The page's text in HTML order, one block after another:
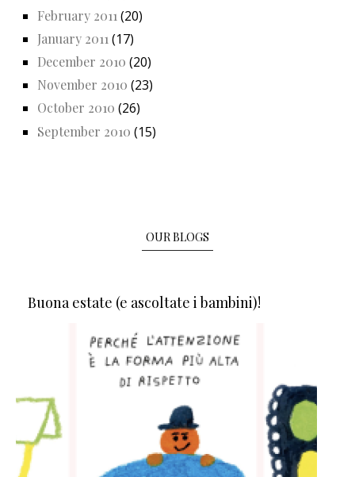
February 2011 (20)
January 2011 (17)
December 2010 (20)
November 2010 (23)
October 2010 (26)
September 2010 (15)
OUR BLOGS
Buona estate (e ascoltate i bambini)!